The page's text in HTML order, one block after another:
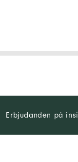
Erbjudanden på